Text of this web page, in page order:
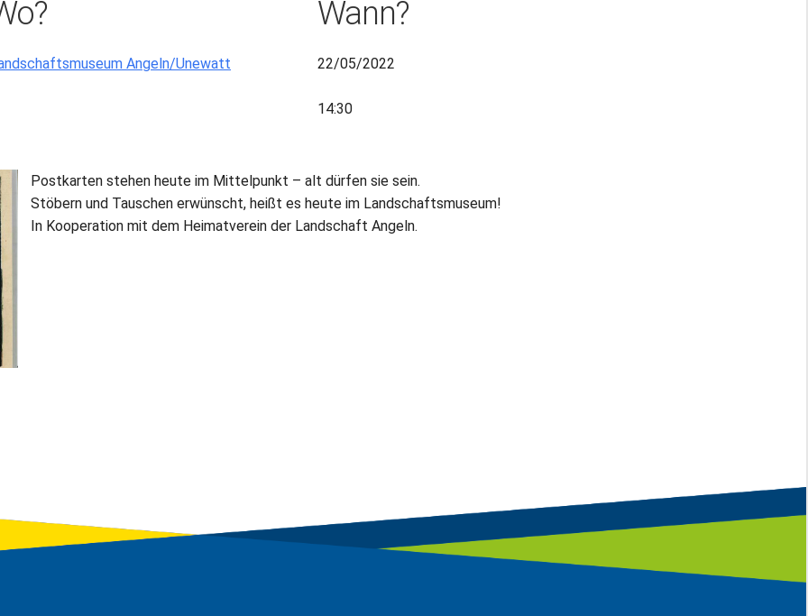
Angeln/Unewatt
Wann?
22/05/2022
14:30
Postkarten stehen heute im Mittelpunkt – alt dürfen sie sein.
Stöbern und Tauschen erwünscht, heißt es heute im Landschaftsmuseum!
In Kooperation mit dem Heimatverein der Landschaft Angeln.